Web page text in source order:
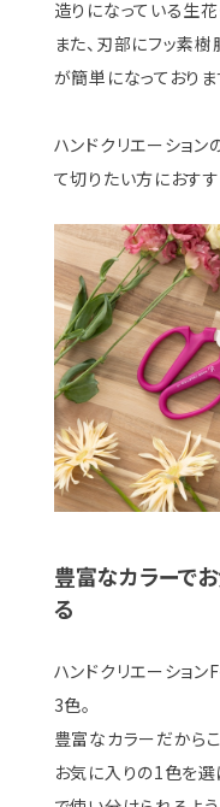
造りになっている生花
また、刃部にフッ素
が簡単になっておりま
ハンドクリエーション
て切りたい方におすす
豊富なカラーで
る
ハンドクリエーショ
3色。
豊富なカラーだから
お気に入りの1色を